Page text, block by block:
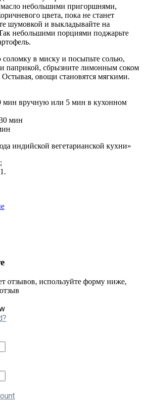
небольшими пригоршнями,
цвета, пока не станет
шумовкой и выкладывайте на
небольшими порциями поджарьте
в миску и посыпьте солью,
паприкой, сбрызните лимонным соком
Остывая, овощи становятся мягкими.
мин вручную или 5 мин в кухонном
мин
индийской вегетарианской кухни»
отзывов, используйте форму ниже,